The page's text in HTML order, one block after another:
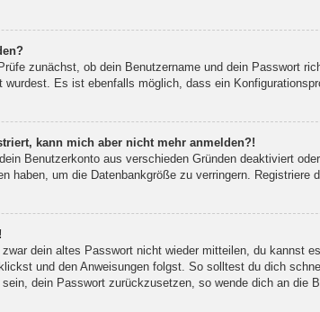
zunächst, ob dein Benutzername und dein Passwort
Es ist ebenfalls möglich, dass ein
kann mich aber nicht mehr anmelden?!
Benutzerkonto aus verschieden Gründen deaktiviert
haben, um die Datenbankgröße zu verringern.
dein altes Passwort nicht wieder mitteilen, du kannst
und den Anweisungen folgst. So solltest du dich
dein Passwort zurückzusetzen, so wende dich an die